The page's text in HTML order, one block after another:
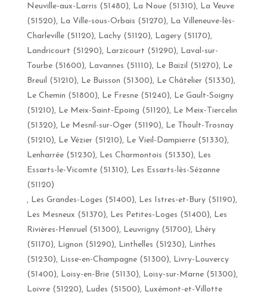
Neuville-aux-Larris (51480), La Noue (51310), La Veuve
(51520), La Ville-sous-Orbais (51270), La Villeneuve-lès-
Charleville (51120), Lachy (51120), Lagery (51170),
Landricourt (51290), Larzicourt (51290), Laval-sur-
Tourbe (51600), Lavannes (51110), Le Baizil (51270), Le
Breuil (51210), Le Buisson (51300), Le Châtelier (51330),
Le Chemin (51800), Le Fresne (51240), Le Gault-Soigny
(51210), Le Meix-Saint-Epoing (51120), Le Meix-Tiercelin
(51320), Le Mesnil-sur-Oger (51190), Le Thoult-Trosnay
(51210), Le Vézier (51210), Le Vieil-Dampierre (51330),
Lenharrée (51230), Les Charmontois (51330), Les
Essarts-le-Vicomte (51310), Les Essarts-lès-Sézanne
(51120)
, Les Grandes-Loges (51400), Les Istres-et-Bury (51190),
Les Mesneux (51370), Les Petites-Loges (51400), Les
Rivières-Henruel (51300), Leuvrigny (51700), Lhéry
(51170), Lignon (51290), Linthelles (51230), Linthes
(51230), Lisse-en-Champagne (51300), Livry-Louvercy
(51400), Loisy-en-Brie (51130), Loisy-sur-Marne (51300),
Loivre (51220), Ludes (51500), Luxémont-et-Villotte